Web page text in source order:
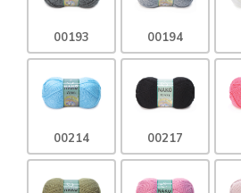
00193 00194
00214 00217